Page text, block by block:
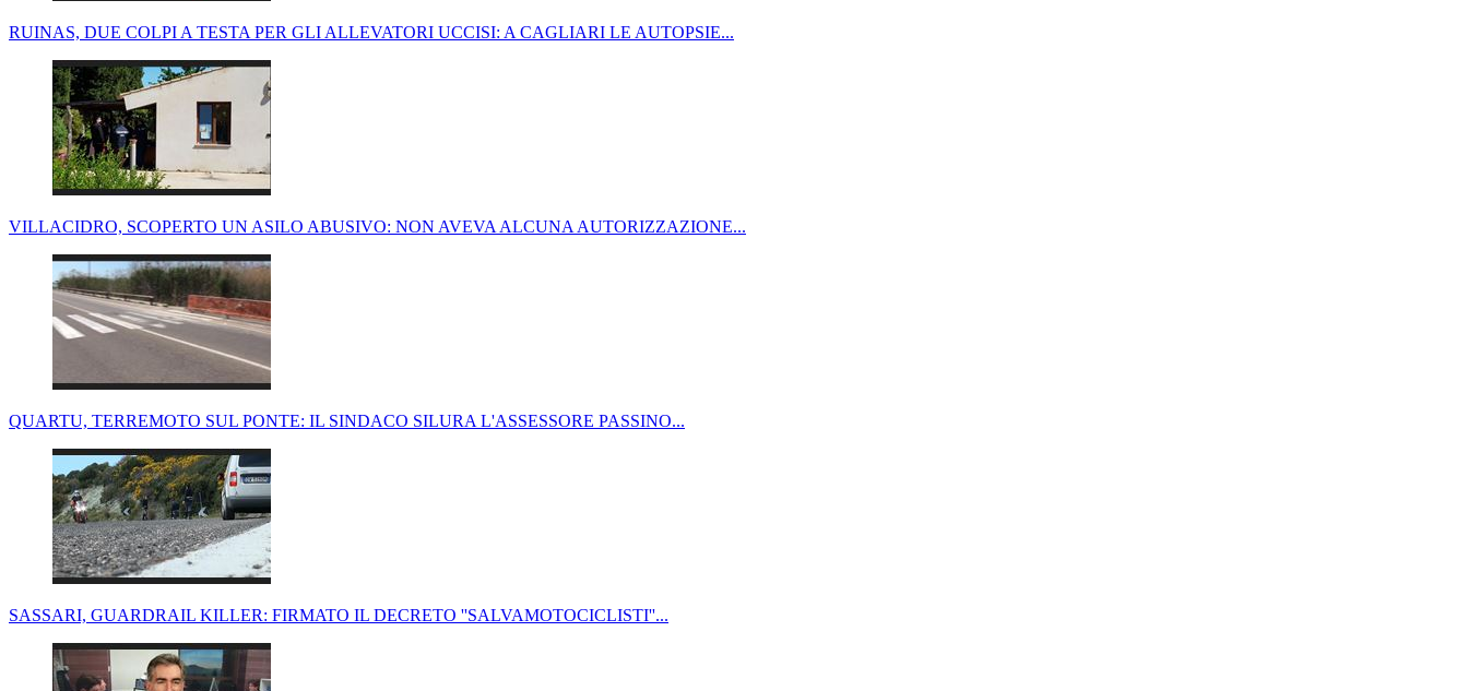
RUINAS, DUE COLPI A TESTA PER GLI ALLEVATORI UCCISI: A CAGLIARI LE AUTOPSIE...
VILLACIDRO, SCOPERTO UN ASILO ABUSIVO: NON AVEVA ALCUNA AUTORIZZAZIONE...
QUARTU, TERREMOTO SUL PONTE: IL SINDACO SILURA L'ASSESSORE PASSINO...
SASSARI, GUARDRAIL KILLER: FIRMATO IL DECRETO ''SALVAMOTOCICLISTI''...